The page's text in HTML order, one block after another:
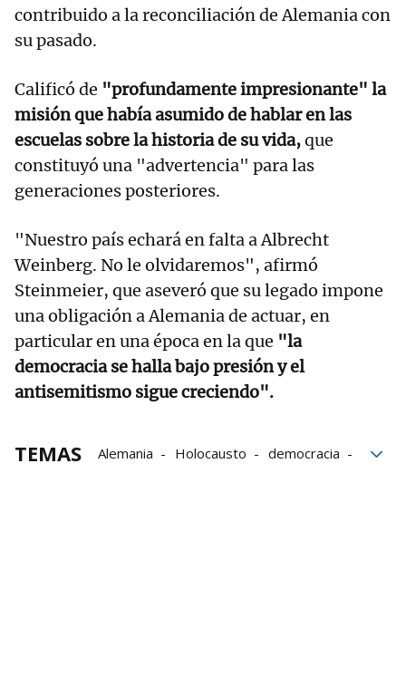
contribuido a la reconciliación de Alemania con
su pasado.
Calificó de "profundamente impresionante" la
misión que había asumido de hablar en las
escuelas sobre la historia de su vida,que
constituyó una "advertencia" para las
generaciones posteriores.
"Nuestro país echará en falta a Albrecht
Weinberg. No le olvidaremos", afirmó
Steinmeier, que aseveró que su legado impone
una obligación a Alemania de actuar, en
particular en una época en la que "la
democracia se halla bajo presión y el
antisemitismo sigue creciendo".
TEMAS Alemania Holocausto
democracia